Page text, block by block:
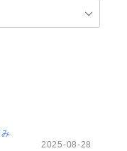
2025-08-28